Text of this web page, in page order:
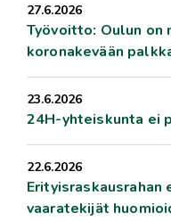
27.6.2026
Työvoitto: Oulun on
koronakevään
23.6.2026
24H-yhteiskunta ei
22.6.2026
Erityisraskausrahan
vaaratekijät